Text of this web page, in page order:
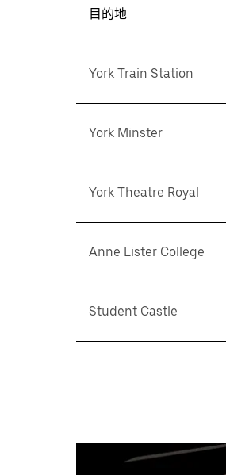
键
闭
目的地
York Train Station
York Minster
York Theatre Royal
Anne Lister College
Student Castle